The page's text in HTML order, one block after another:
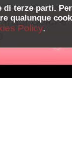
di terze parti. Per
qualunque
Policy.
frasi dolci e